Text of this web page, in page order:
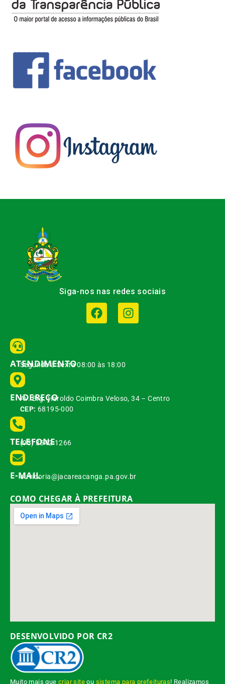
Siga-nos nas redes sociais
ATENDIMENTO
Segunda à Sexta 08:00 às 18:00
ENDEREÇO
Av. Brg. Haroldo Coimbra Veloso, 34 – Centro
CEP: 68195-000
TELEFONE
(93) 3542-1266
E-MAIL
ouvidoria@jacareacanga.pa.gov.br
COMO CHEGAR À PREFEITURA
DESENVOLVIDO POR CR2
Muito mais quecriar site ou sistema para prefeituras! Realizamos